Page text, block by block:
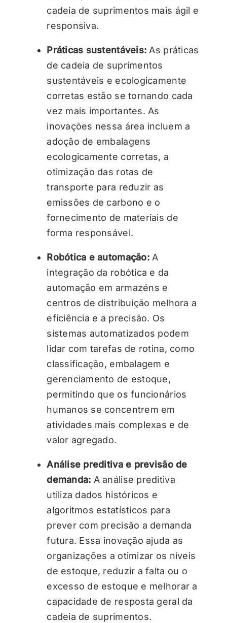
cadeia de suprimentos mais ágil e
responsiva.
Práticas sustentáveis:As práticas
de cadeia de suprimentos
sustentáveis e ecologicamente
corretas estão se tornando cada
vez mais importantes. As
inovações nessa área incluem a
adoção de embalagens
ecologicamente corretas, a
otimização das rotas de
transporte para reduzir as
emissões de carbono e o
fornecimento de materiais de
forma responsável.
Robótica e automação:A
integração da robótica e da
automação em armazéns e
centros de distribuição melhora a
eficiência e a precisão. Os
sistemas automatizados podem
lidar com tarefas de rotina, como
classificação, embalagem e
gerenciamento de estoque,
permitindo que os funcionários
humanos se concentrem em
atividades mais complexas e de
valor agregado.
Análise preditiva e previsão de
demanda: A análise preditiva
utiliza dados históricos e
algoritmos estatísticos para
prever com precisão a demanda
futura. Essa inovação ajuda as
organizações a otimizar os níveis
de estoque, reduzir a falta ou o
excesso de estoque e melhorar a
capacidade de resposta geral da
cadeia de suprimentos.